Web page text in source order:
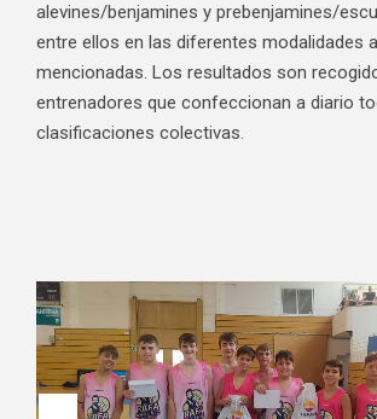
alevines/benjamines y prebenjamines/
entre ellos en las diferentes modalidades
mencionadas. Los resultados son
entrenadores que confeccionan a diario
clasificaciones colectivas.